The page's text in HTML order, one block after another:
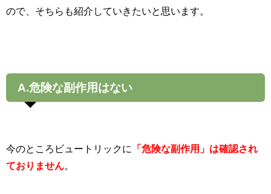
ので、そちらも紹介していきたいと思います。
A.危険な副作用はない
今のところビュートリックに
「危険な副作用」は確認され
ておりません。